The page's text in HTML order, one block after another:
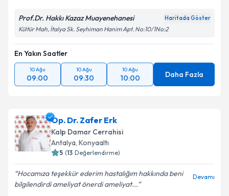
Prof.Dr. Hakkı Kazaz Muayenehanesi Haritada Göster
Kültür Mah, İtalya Sk. Seyhiman Hanim Apt. No:10/1No:2
En Yakın Saatler
10 Ağu
09:00
10 Ağu
09:30
10 Ağu
10:00 Daha Fazla
Op. Dr. Zafer Erk
Kalp Damar Cerrahisi
Antalya, Konyaaltı
5 (13 Değerlendirme)
Hocamıza teşekkür ederim hastalığım hakkında beni
bilgilendirdi ameliyat önerdi ameliyat...
Devamı